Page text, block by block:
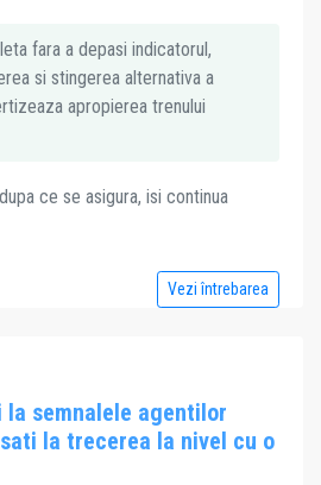
fara a depasi indicatorul,
si stingerea alternativa a
apropierea trenului
ce se asigura, isi continua
Vezi întrebarea
semnalele agentilor
la trecerea la nivel cu o